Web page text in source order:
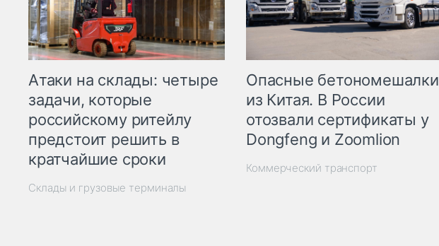
Атаки на склады: четыре
задачи, которые
российскому ритейлу
предстоит решить в
кратчайшие сроки
Склады и грузовые терминалы
Опасные бетономешалки
из Китая. В России
отозвали сертификаты у
Dongfeng и Zoomlion
Коммерческий транспорт